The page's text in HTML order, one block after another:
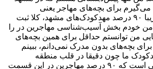
می‌گیرم برای بچه‌های مهاجر یعنی
مهدکودک‌های دیگر، تقریبا ۹۰ درصد مهدکودک‌های مشهد، کلا ثبت
خودم بخش آسیب‌شناسی مهاجرین در را
من توانستم حداقل برای همین بچه‌های
بچه‌های بدون مدرک نمی‌دانم، ببینم
ما چون دقیقا در قلب منطقه
مهاجرنشین هست. جایی است که ۹۰ درصد مهاجرین در این قسمت